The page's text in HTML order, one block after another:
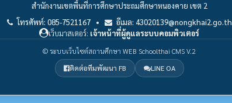
สำนักงานเขตพื้นที่การศึกษาประถมศึกษาหนองคาย เขต 2
โทรศัพท์: 085-7521167 •
อีเมล: 43020139@nongkhai2.go.th
เว็บมาสเตอร์: เจ้าหน้าที่ผู้ดูแลระบบคอมพิวเตอร์
© ระบบเว็บไซต์สถานศึกษา WEB Schoolthai CMS V.2
ติดต่อทีมพัฒนา FB
LINE OA